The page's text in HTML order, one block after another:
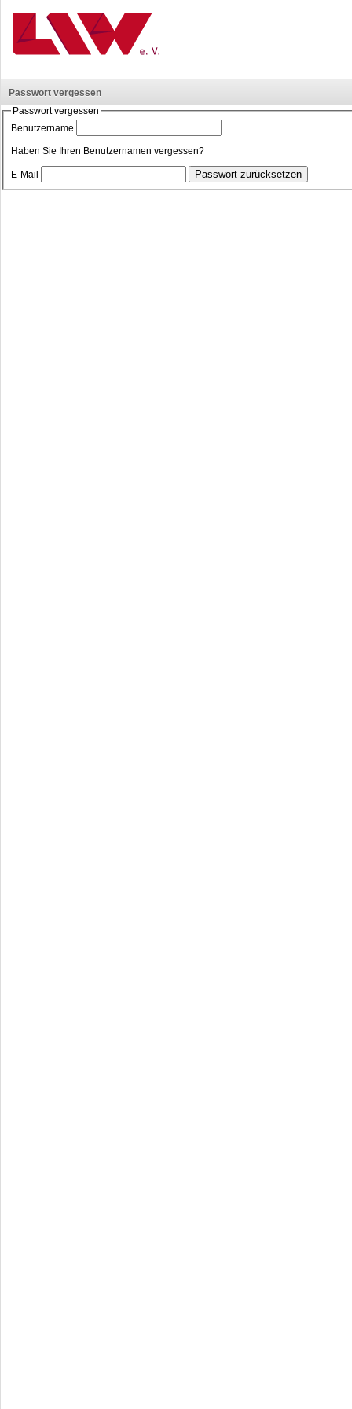
Passwort vergessen
Passwort vergessen
Benutzername
Haben Sie Ihren Benutzernamen vergessen?
E-Mail